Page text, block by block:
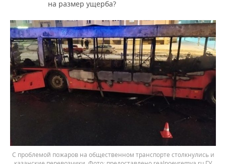
на размер ущерба?
С проблемой пожаров на общественном транспорте столкнулись и